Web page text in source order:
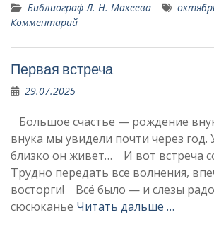
Библиограф Л. Н. Макеева
Комментарий
Первая встреча
29.07.2025
Большое счастье — рождение
внука мы увидели почти через год.
близко он живет… И вот встреча
Трудно передать все волнения,
восторги! Всё было — и слезы
сюсюканье Читать дальше …